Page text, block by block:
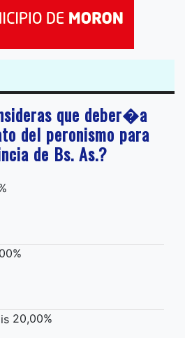
que deber�a
del peronismo para
de Bs. As.?
20,00%